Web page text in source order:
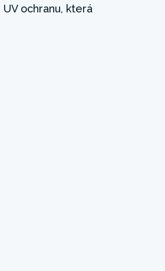
ochranu, která